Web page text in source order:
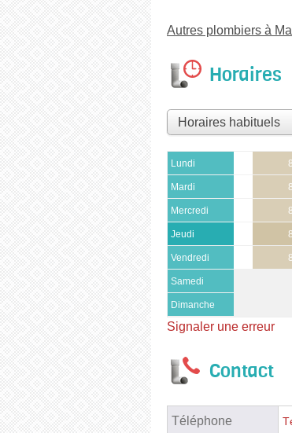
Autres plombiers à
Horaires
Lundi
Mardi
Mercredi
Jeudi
Vendredi
Samedi
Dimanche
Signaler une erreur
Contact
Téléphone